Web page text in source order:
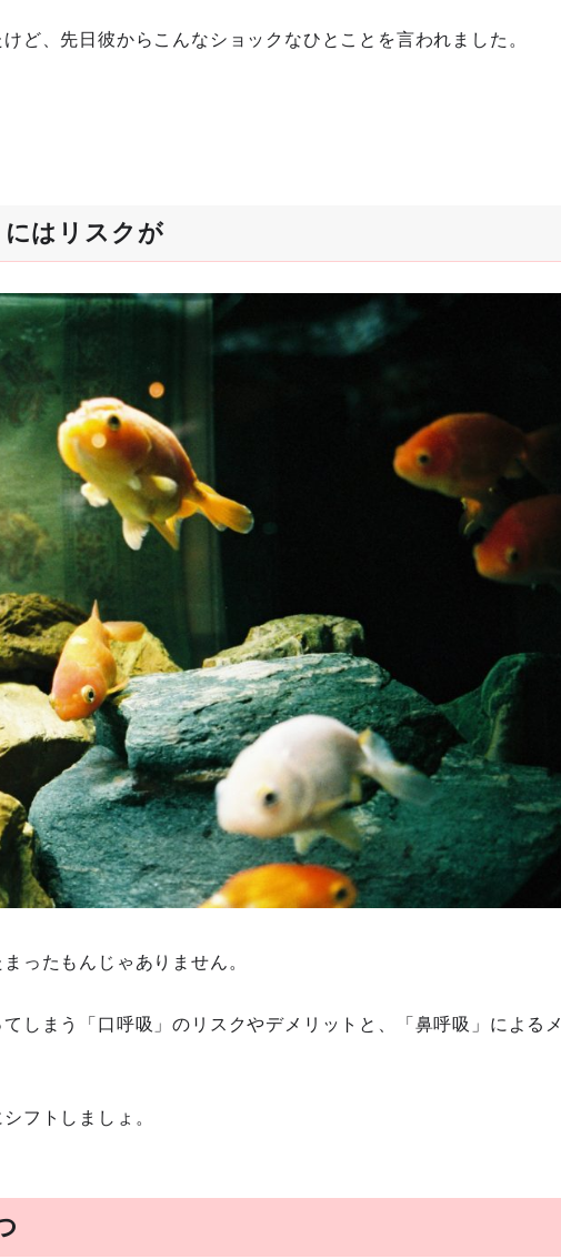
ど、先日彼からこんなショックなひとことを言われました。
はリスクが
ったもんじゃありません。
しまう「口呼吸」のリスクやデメリットと、「鼻呼吸」によるメ
フトしましょ。